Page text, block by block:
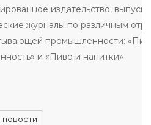
издательство,
журналы по различным
промышленности:
и «Пиво и напитки»